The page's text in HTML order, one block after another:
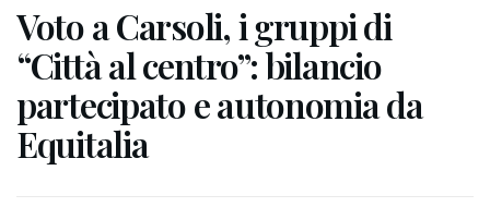
Voto a Carsoli, i gruppi di
“Città al centro”: bilancio
partecipato e autonomia da
Equitalia